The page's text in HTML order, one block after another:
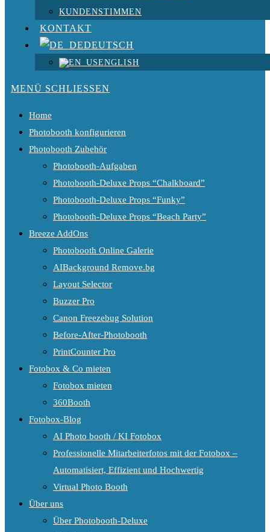
KUNDENSTIMMEN
KONTAKT
DEUTSCH
ENGLISH
MENÜ SCHLIESSEN
Home
Photobooth konfigurieren
Photobooth Zubehör
Photobooth-Aufgaben
Photobooth-Deluxe Props “Chalkboard”
Photobooth-Deluxe Props “Funky”
Photobooth-Deluxe Props “Beach Party”
Breeze AddOns
Photobooth Online Galerie
AIBackground Remove.bg
Layout Selector
Buzzer Pro
Canon Freezebug Solution
Before-After-Photobooth
PrintCounter Pro
Fotobox & Co mieten
Fotobox mieten
360Booth
Fotobox-Blog
AI Photo booth / KI Fotobox
Professionelle Mitarbeiterfotos mit der Fotobox –
Automatisiert, Effizient und Hochwertig
Virtual Photo Booth
Über uns
Über Photobooth-Deluxe